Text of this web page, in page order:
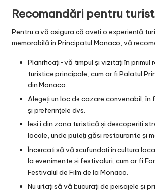
Recomandări pentru
Pentru a vă asigura că aveți o experiență
memorabilă în Principatul Monaco, vă
Planificați-vă timpul și vizitați în primul
turistice principale, cum ar fi Palatul
din Monaco.
Alegeți un loc de cazare convenabil, în
și preferințele dvs.
Ieșiți din zona turistică și descoperiți
locale, unde puteți găsi restaurante și
Încercați să vă scufundați în cultura
la evenimente și festivaluri, cum ar fi
Festivalul de Film de la Monaco.
Nu uitați să vă bucurați de peisajele și